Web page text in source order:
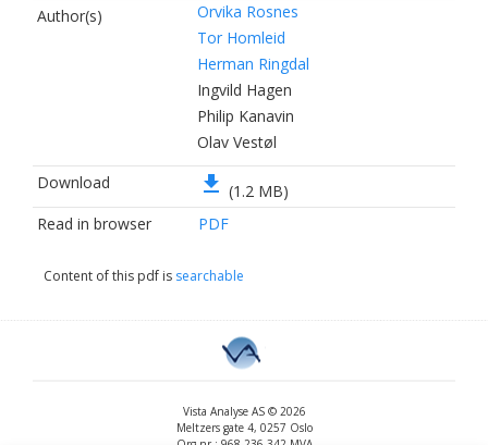
Author(s)
Orvika Rosnes
Tor Homleid
Herman Ringdal
Ingvild Hagen
Philip Kanavin
Olav Vestøl
Download
file_download (1.2 MB)
Read in browser
PDF
Content of this pdf is searchable
Vista Analyse AS © 2026
Meltzers gate 4, 0257 Oslo